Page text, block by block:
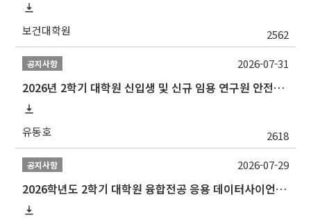
보건대학원 2562
공지사항
2026년 2학기 대학원 신입생 및 신규 임용 연구원 안전환경교육(신규교육) 실시 안내
유동호 2618
2026-07-31
공지사항
2026학년도 2학기 대학원 융합전공 응용 데이터사이언스 선발 계획 알림
2026-07-29